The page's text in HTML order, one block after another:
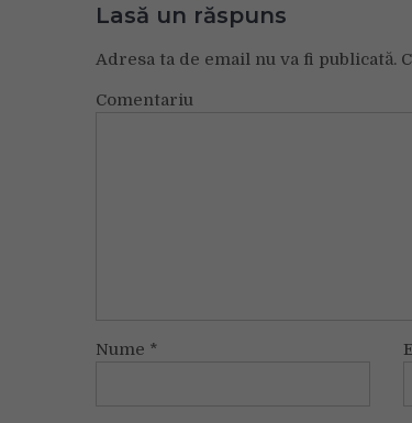
Lasă un răspuns
Adresa ta de email nu va fi publicată.
Comentariu
Nume *